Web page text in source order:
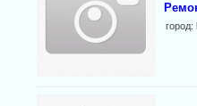
город: